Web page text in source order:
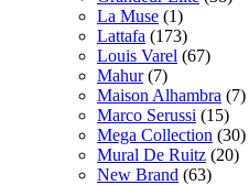
La Muse (1)
Lattafa (173)
Louis Varel (67)
Mahur (7)
Maison Alhambra (7)
Marco Serussi (15)
Mega Collection (30)
Mural De Ruitz (20)
New Brand (63)